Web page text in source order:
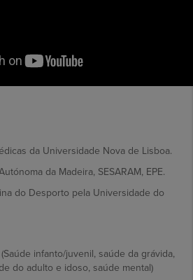
da Universidade Nova de Lisboa.
da Madeira, SESARAM, EPE.
do Desporto pela Universidade do
infanto/juvenil, saúde da grávida,
do adulto e idoso, saúde mental)